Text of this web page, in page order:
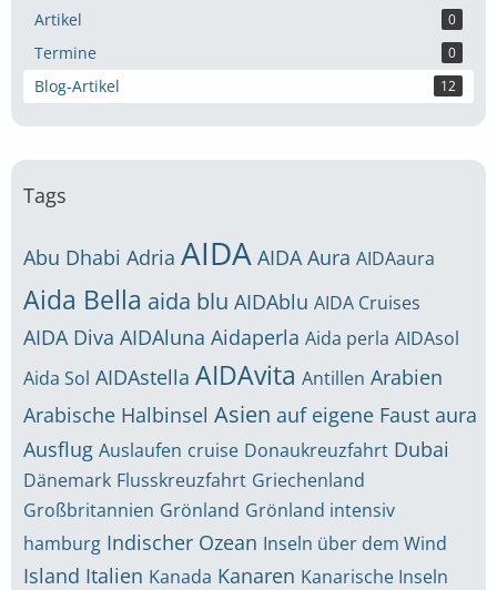
Artikel 0
Termine 0
Blog-Artikel 12
Tags
Abu Dhabi Adria AIDA AIDA Aura AIDAaura
Aida Bella aida blu AIDAblu AIDA Cruises
AIDA Diva AIDAluna Aidaperla Aida perla AIDAsol
Aida Sol AIDAstella AIDAvita Antillen Arabien
Arabische Halbinsel Asien auf eigene Faust aura
Ausflug Auslaufen cruise Donaukreuzfahrt Dubai
Dänemark Flusskreuzfahrt Griechenland
Großbritannien Grönland Grönland intensiv
hamburg Indischer Ozean Inseln über dem Wind
Island Italien Kanada Kanaren Kanarische Inseln